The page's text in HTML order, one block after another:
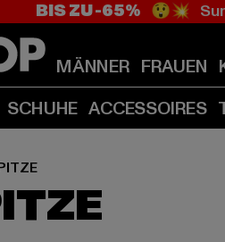
BIS ZU -65% 😲💥
MÄNNER FRAUEN
SCHUHE ACCESSOIRES